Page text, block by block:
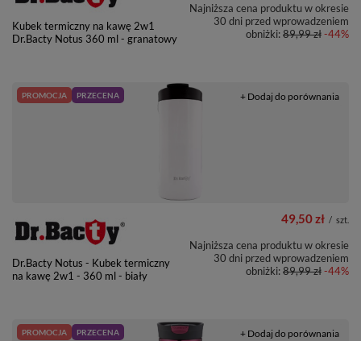
Kubek termiczny na kawę 2w1
Dr.Bacty Notus 360 ml - granatowy
Najniższa cena produktu w okresie
30 dni przed wprowadzeniem
obniżki:89,99 zł-44%
PROMOCJA PRZECENA
Dr.Bacty Notus - Kubek termiczny
na kawę 2w1 - 360 ml - biały
49,50 zł / szt.
Najniższa cena produktu w okresie
30 dni przed wprowadzeniem
obniżki:89,99 zł-44%
+ Dodaj do porównania
PROMOCJA PRZECENA + Dodaj do porównania